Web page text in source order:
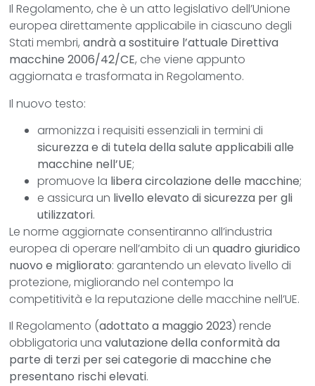
Il Regolamento, che è un atto legislativo dell’Unione
europea direttamente applicabile in ciascuno degli
Stati membri,andrà a sostituire l’attuale Direttiva
macchine 2006/42/CE, che viene appunto
aggiornata e trasformata in Regolamento.
Il nuovo testo:
armonizza i requisiti essenziali in termini di
sicurezza e di tutela della salute applicabili alle
macchine nell’UE;
promuove la libera circolazione delle macchine;
e assicura un livello elevato di sicurezza per gli
utilizzatori.
Le norme aggiornate consentiranno all’industria
europea di operare nell’ambito di unquadro giuridico
nuovo e migliorato: garantendo un elevato livello di
protezione, migliorando nel contempo la
competitività e la reputazione delle macchine nell’UE.
Il Regolamento (adottato a maggio 2023) rende
obbligatoria unavalutazione della conformità da
parte di terzi per sei categorie di macchine che
presentano rischi elevati.